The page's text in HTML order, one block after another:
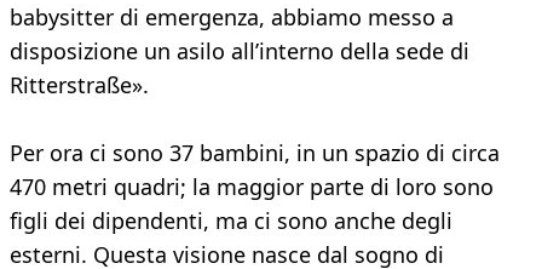
babysitter di emergenza, abbiamo messo a
disposizione un asilo all’interno della sede di
Ritterstraße».
Per ora ci sono 37 bambini, in un spazio di circa
470 metri quadri; la maggior parte di loro sono
figli dei dipendenti, ma ci sono anche degli
esterni. Questa visione nasce dal sogno di